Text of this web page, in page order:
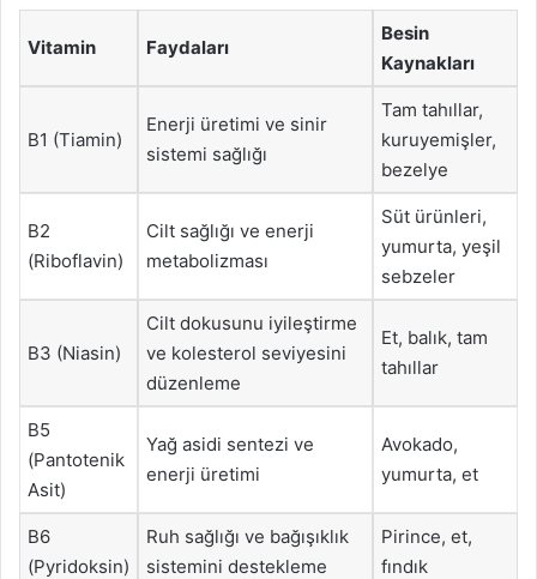
Vitamin Faydaları
Besin
Kaynakları
B1 (Tiamin)
Enerji üretimi ve sinir
sistemi sağlığı
Tam tahıllar,
kuruyemişler,
bezelye
B2
(Riboflavin)
Cilt sağlığı ve enerji
metabolizması
Süt ürünleri,
yumurta, yeşil
sebzeler
B3 (Niasin)
Cilt dokusunu iyileştirme
ve kolesterol seviyesini
düzenleme
Et, balık, tam
tahıllar
B5
(Pantotenik
Asit)
Yağ asidi sentezi ve
enerji üretimi
Avokado,
yumurta, et
B6
(Pyridoksin)
Ruh sağlığı ve bağışıklık
sistemini destekleme
Pirince, et,
fındık